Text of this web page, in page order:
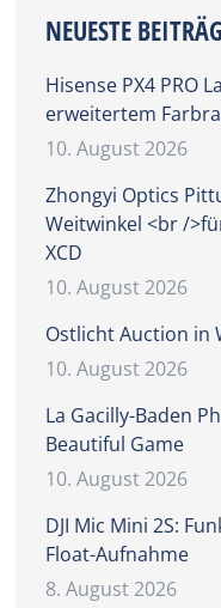
NEUESTE
Hisense PX4 PRO
erweitertem
10. August 2026
Zhongyi Optics
Weitwinkel <br /
XCD
10. August 2026
Ostlicht Auction in
10. August 2026
La Gacilly-Baden
Beautiful Game
10. August 2026
DJI Mic Mini 2S:
Float-Aufnahme
8. August 2026